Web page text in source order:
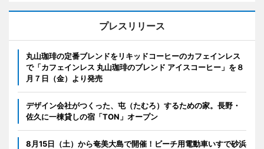
プレスリリース
丸山珈琲の定番ブレンドをリキッドコーヒーのカフェインレス
で「カフェインレス 丸山珈琲のブレンド アイスコーヒー」を８
月７日（金）より発売
デザイン会社がつくった、屯（たむろ）するための家。長野・
佐久に一棟貸しの宿「TON」オープン
8月15日（土）から奄美大島で開催！ビーチ用電動車いすで砂浜